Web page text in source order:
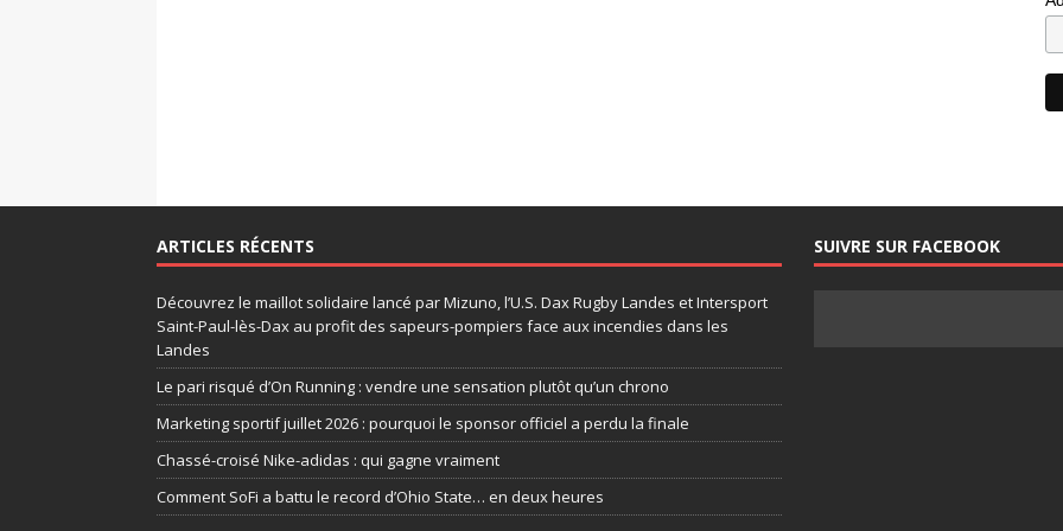
ARTICLES RÉCENTS
Découvrez le maillot solidaire lancé par Mizuno, l’U.S. Dax Rugby Landes et Intersport
Saint-Paul-lès-Dax au profit des sapeurs-pompiers face aux incendies dans les
Landes
Le pari risqué d’On Running : vendre une sensation plutôt qu’un chrono
Marketing sportif juillet 2026 : pourquoi le sponsor officiel a perdu la finale
Chassé-croisé Nike-adidas : qui gagne vraiment
Comment SoFi a battu le record d’Ohio State… en deux heures
SUIVRE SUR FACEBOOK